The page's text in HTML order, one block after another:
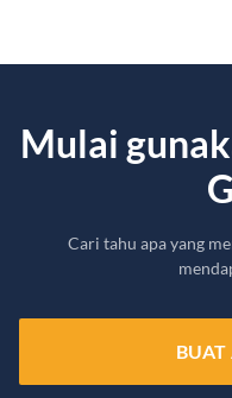
Mulai
Cari tahu apa yang
BUAT